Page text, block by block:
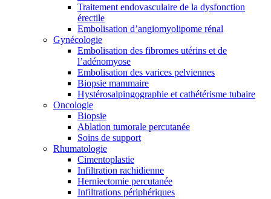
Traitement endovasculaire de la dysfonction
érectile
Embolisation d’angiomyolipome rénal
Gynécologie
Embolisation des fibromes utérins et de
l’adénomyose
Embolisation des varices pelviennes
Biopsie mammaire
Hystérosalpingographie et cathétérisme tubaire
Oncologie
Biopsie
Ablation tumorale percutanée
Soins de support
Rhumatologie
Cimentoplastie
Infiltration rachidienne
Herniectomie percutanée
Infiltrations périphériques